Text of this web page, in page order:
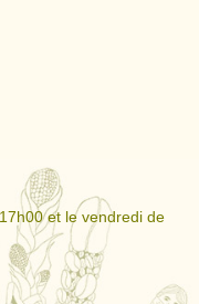
et le vendredi de